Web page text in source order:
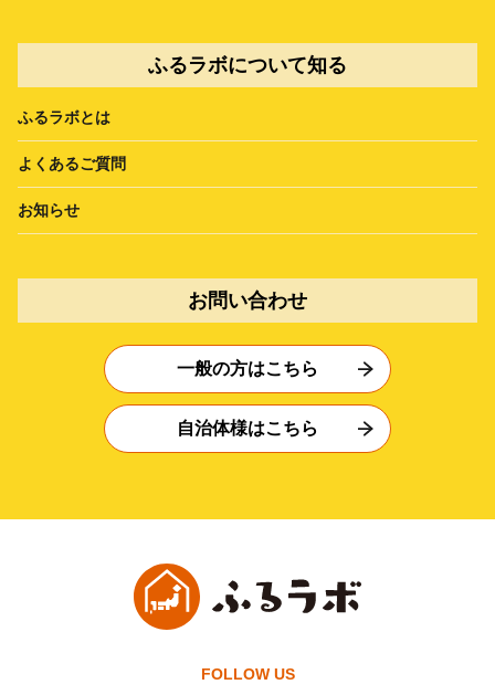
ふるラボについて知る
ふるラボとは
よくあるご質問
お知らせ
お問い合わせ
一般の方はこちら
自治体様はこちら
FOLLOW US